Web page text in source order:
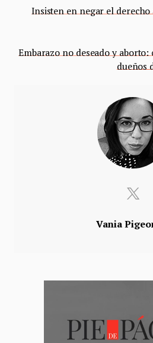
Insisten en negar el
Embarazo no deseado y
dueños
Vania